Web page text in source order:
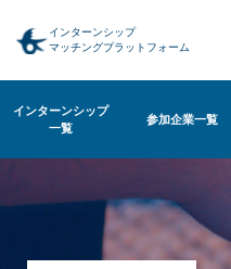
インターンシップ
マッチングプラットフォーム
インターンシップ
一覧
参加企業一覧